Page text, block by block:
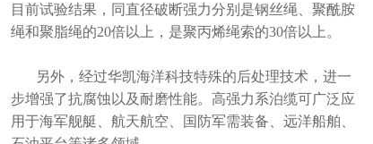
目前试验结果，同直径破断强力分别是钢丝绳、聚酰胺
绳和聚脂绳的20倍以上，是聚丙烯绳索的30倍以上。
另外，经过华凯海洋科技特殊的后处理技术，进一
步增强了抗腐蚀以及耐磨性能。高强力系泊缆可广泛应
用于海军舰艇、航天航空、国防军需装备、远洋船舶、